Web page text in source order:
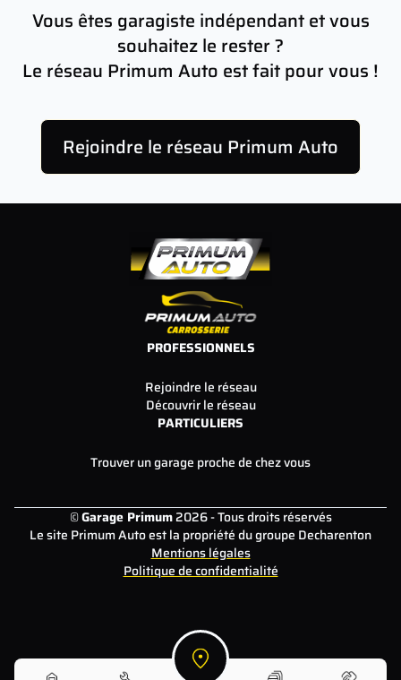
Vous êtes garagiste indépendant et vous
souhaitez le rester ?
Le réseau Primum Auto est fait pour vous !
Rejoindre le réseau Primum Auto
PROFESSIONNELS
Rejoindre le réseau
Découvrir le réseau
PARTICULIERS
Trouver un garage proche de chez vous
©Garage Primum2026 - Tous droits réservés
Le site Primum Auto est la propriété du groupe Decharenton
Mentions légales
Politique de confidentialité